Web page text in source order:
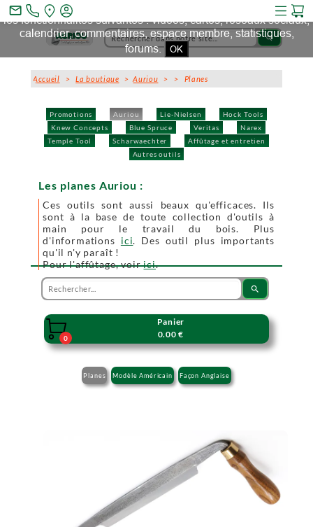
search
Promotions Auriou Lie-Nielsen
Hock Tools
Knew Concepts
Blue Spruce Veritas
Narex
Temple Tool
Scharwaechter
Affûtage et entretien
Autres outils
Accueil >La boutique >Auriou > > Planes
Les planes Auriou :
Ces outils sont aussi beaux qu'efficaces. Ils
sont à la base de toute collection d'outils à
main pour le travail du bois. Plus
d'informations ici. Des outil plus importants
qu'il n'y paraît !
Pour l'affûtage, voirici.
search

0
Panier
0.00 €
Planes Modèle Américain Façon Anglaise
mail_outline
Ce site et des sites tiers qu'il utilise collectent des cookies pour
les fonctionnalités suivantes : vidéos, cartes, réseaux sociaux,
calendrier, commentaires, espace membre, statistiques,
forums. OK